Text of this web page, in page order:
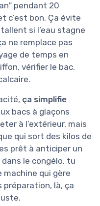
pendant 20
c’est bon. Ça évite
si l’eau stagne
ne remplace pas
de temps en
vérifier le bac,
ça simplifie
bacs à glaçons
à l’extérieur, mais
qui sort des kilos de
prêt à anticiper un
le congélo, tu
machine qui gère
préparation, là, ça